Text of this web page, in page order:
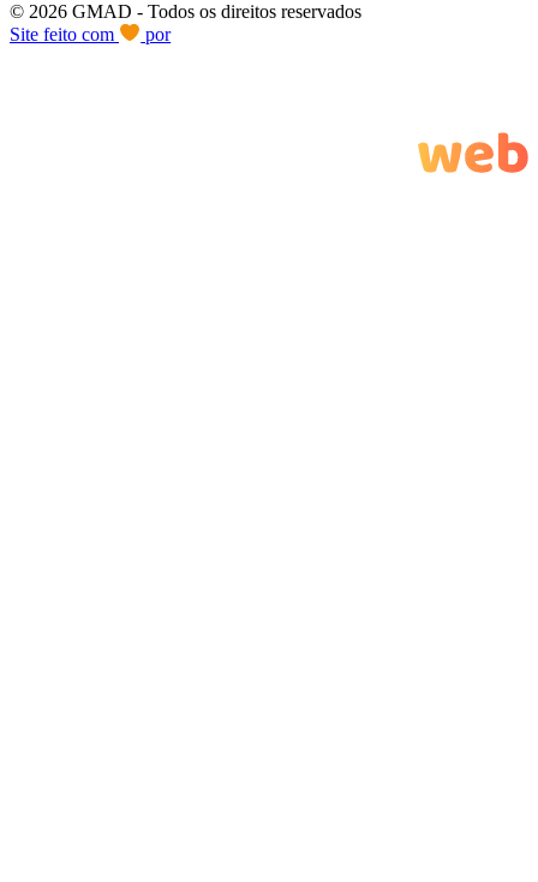
© 2026 GMAD - Todos os direitos reservados
Site feito com
por